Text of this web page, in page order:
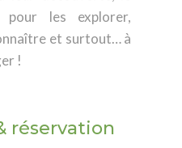
pour les explorer,
et surtout… à
!
réservation